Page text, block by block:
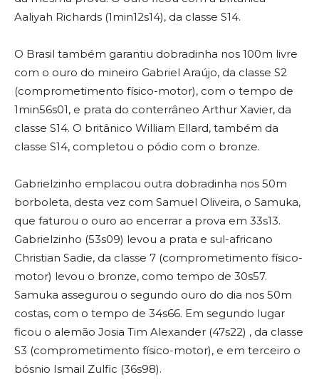
Aaliyah Richards (1min12s14), da classe S14.
O Brasil também garantiu dobradinha nos 100m livre
com o ouro do mineiro Gabriel Araújo, da classe S2
(comprometimento físico-motor), com o tempo de
1min56s01, e prata do conterrâneo Arthur Xavier, da
classe S14. O britânico William Ellard, também da
classe S14, completou o pódio com o bronze.
Gabrielzinho emplacou outra dobradinha nos 50m
borboleta, desta vez com Samuel Oliveira, o Samuka,
que faturou o ouro ao encerrar a prova em 33s13.
Gabrielzinho (53s09) levou a prata e sul-africano
Christian Sadie, da classe 7 (comprometimento físico-
motor) levou o bronze, como tempo de 30s57.
Samuka assegurou o segundo ouro do dia nos 50m
costas, com o tempo de 34s66. Em segundo lugar
ficou o alemão Josia Tim Alexander (47s22) , da classe
S3 (comprometimento físico-motor), e em terceiro o
bósnio Ismail Zulfic (36s98).